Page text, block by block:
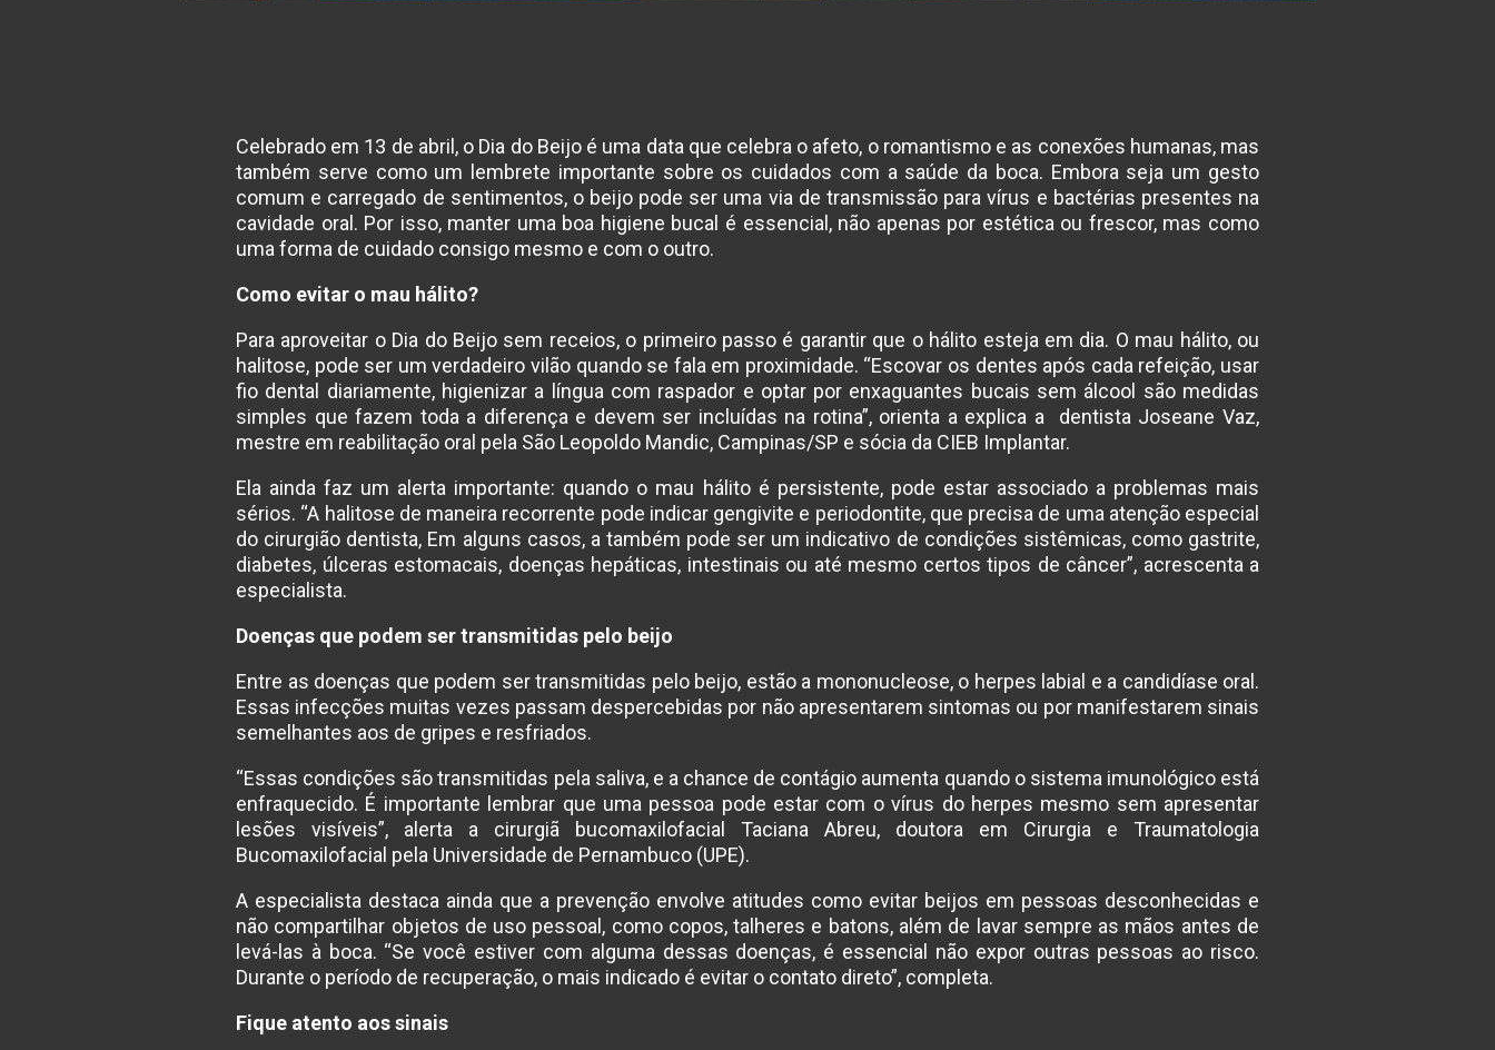
Celebrado em 13 de abril, o Dia do Beijo é uma data que celebra o afeto, o romantismo e as conexões humanas, mas
também serve como um lembrete importante sobre os cuidados com a saúde da boca. Embora seja um gesto
comum e carregado de sentimentos, o beijo pode ser uma via de transmissão para vírus e bactérias presentes na
cavidade oral. Por isso, manter uma boa higiene bucal é essencial, não apenas por estética ou frescor, mas como
uma forma de cuidado consigo mesmo e com o outro.
Como evitar o mau hálito?
Para aproveitar o Dia do Beijo sem receios, o primeiro passo é garantir que o hálito esteja em dia. O mau hálito, ou
halitose, pode ser um verdadeiro vilão quando se fala em proximidade. “Escovar os dentes após cada refeição, usar
fio dental diariamente, higienizar a língua com raspador e optar por enxaguantes bucais sem álcool são medidas
simples que fazem toda a diferença e devem ser incluídas na rotina”, orienta a explica a dentista Joseane Vaz,
mestre em reabilitação oral pela São Leopoldo Mandic, Campinas/SP e sócia da CIEB Implantar.
Ela ainda faz um alerta importante: quando o mau hálito é persistente, pode estar associado a problemas mais
sérios. “A halitose de maneira recorrente pode indicar gengivite e periodontite, que precisa de uma atenção especial
do cirurgião dentista, Em alguns casos, a também pode ser um indicativo de condições sistêmicas, como gastrite,
diabetes, úlceras estomacais, doenças hepáticas, intestinais ou até mesmo certos tipos de câncer”, acrescenta a
especialista.
Doenças que podem ser transmitidas pelo beijo
Entre as doenças que podem ser transmitidas pelo beijo, estão a mononucleose, o herpes labial e a candidíase oral.
Essas infecções muitas vezes passam despercebidas por não apresentarem sintomas ou por manifestarem sinais
semelhantes aos de gripes e resfriados.
“Essas condições são transmitidas pela saliva, e a chance de contágio aumenta quando o sistema imunológico está
enfraquecido. É importante lembrar que uma pessoa pode estar com o vírus do herpes mesmo sem apresentar
lesões visíveis”, alerta a cirurgiã bucomaxilofacial Taciana Abreu, doutora em Cirurgia e Traumatologia
Bucomaxilofacial pela Universidade de Pernambuco (UPE).
A especialista destaca ainda que a prevenção envolve atitudes como evitar beijos em pessoas desconhecidas e
não compartilhar objetos de uso pessoal, como copos, talheres e batons, além de lavar sempre as mãos antes de
levá-las à boca. “Se você estiver com alguma dessas doenças, é essencial não expor outras pessoas ao risco.
Durante o período de recuperação, o mais indicado é evitar o contato direto”, completa.
Fique atento aos sinais